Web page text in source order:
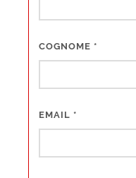
COGNOME *
EMAIL *